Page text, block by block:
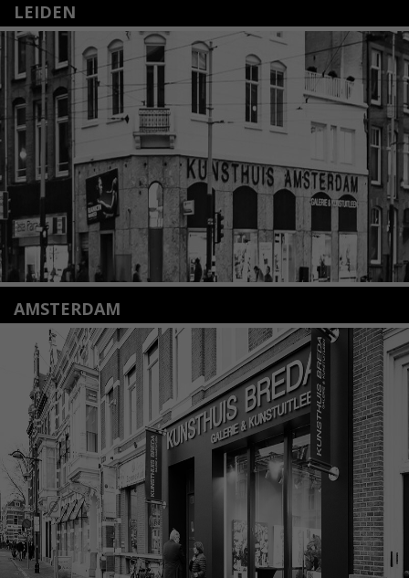
LEIDEN
Nieuwstraat 35
2312 KA Leiden
+31(0)71 – 52 84 480
info@kunsthuisleiden.nl
Lees meer
AMSTERDAM
Amstelveenseweg 135
1075 VX Amsterdam
+31 (0)20 2332546
info@kunsthuisamsterdam.nl
Lees meer